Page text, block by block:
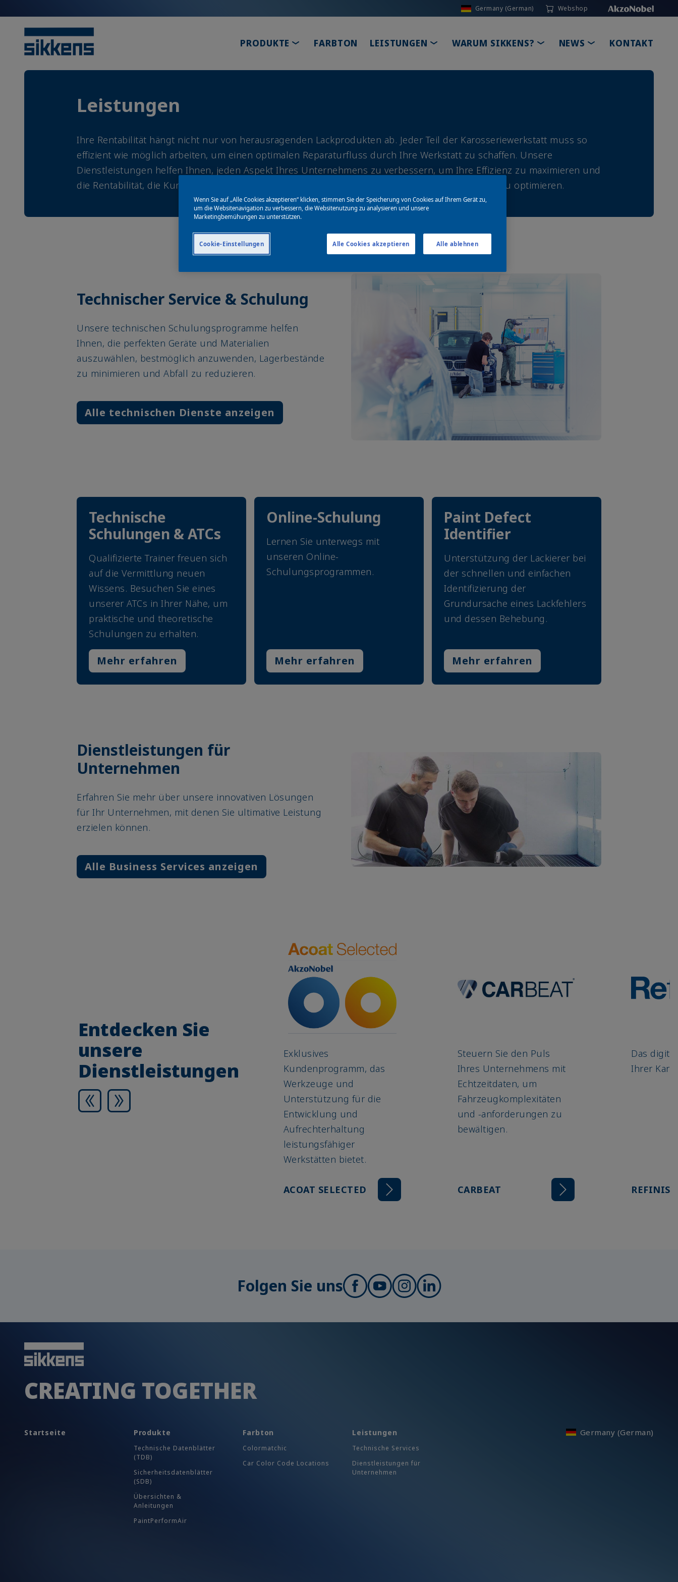
Germany (German) Webshop
PRODUKTE TOGGLE DROPDOWN
FARBTON LEISTUNGEN TOGGLE DROPDOWN
WARUM SIKKENS? TOGGLE DROPDOWN
NEWS TOGGLEKONTAKT
Leistungen
Ihre Rentabilität hängt nicht nur von herausragenden Lackprodukten ab. Jeder Teil der Karosseriewerkstatt muss so
effizient wie möglich arbeiten, um einen optimalen Reparaturfluss durch Ihre Werkstatt zu schaffen. Unsere
Dienstleistungen helfen Ihnen, jeden Aspekt Ihres Unternehmens zu verbessern, um Ihre Effizienz zu maximieren und
die Rentabilität, die Kunden- und Mitarbeiterzufriedenheit sowie den ökologischen Fußabdruck zu optimieren.
Technischer Service & Schulung
Unsere technischen Schulungsprogramme helfen
Ihnen, die perfekten Geräte und Materialien
auszuwählen, bestmöglich anzuwenden, Lagerbestände
zu minimieren und Abfall zu reduzieren.
Alle technischen Dienste anzeigen
Technische
Schulungen & ATCs
Qualifizierte Trainer freuen sich
auf die Vermittlung neuen
Wissens. Besuchen Sie eines
unserer ATCs in Ihrer Nähe, um
praktische und theoretische
Schulungen zu erhalten.
Mehr erfahren
Online-Schulung
Lernen Sie unterwegs mit
unseren Online-
Schulungsprogrammen.
Mehr erfahren
Paint Defect
Identifier
Unterstützung der Lackierer bei
der schnellen und einfachen
Identifizierung der
Grundursache eines Lackfehlers
und dessen Behebung.
Mehr erfahren
Dienstleistungen für
Unternehmen
Erfahren Sie mehr über unsere innovativen Lösungen
für Ihr Unternehmen, mit denen Sie ultimative Leistung
erzielen können.
Alle Business Services anzeigen
Entdecken Sie
unsere
Dienstleistungen
Exklusives
Kundenprogramm, das
Werkzeuge und
Unterstützung für die
Entwicklung und
Aufrechterhaltung
leistungsfähiger
Werkstätten bietet.
ACOAT SELECTED
Steuern Sie den Puls
Ihres Unternehmens mit
Echtzeitdaten, um
Fahrzeugkomplexitäten
und -anforderungen zu
bewältigen.
CARBEAT
Das
Ihrer
Folgen Sie uns
CREATING TOGETHER
Startseite Produkte
Technische Datenblätter
(TDB)
Sicherheits​datenblätter
(SDB)
Übersichten &
Anleitungen
PaintPerformAir
Farbton
Colormatchic
Car Color Code Locations
Leistungen
Technische Services
Dienstleistungen für
Unternehmen
Germany (German)
Wenn Sie auf „Alle Cookies akzeptieren“ klicken, stimmen Sie der Speicherung von Cookies auf Ihrem Gerät zu,
um die Websitenavigation zu verbessern, die Websitenutzung zu analysieren und unsere
Marketingbemühungen zu unterstützen.
Cookie-Einstellungen Alle ablehnen
Alle Cookies akzeptieren